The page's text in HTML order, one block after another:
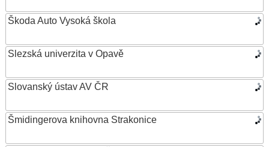
Škoda Auto Vysoká škola
Slezská univerzita v Opavě
Slovanský ústav AV ČR
Šmidingerova knihovna Strakonice